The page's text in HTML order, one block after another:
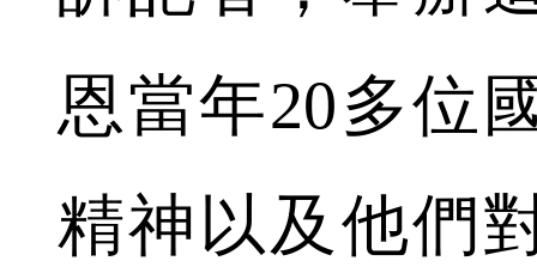
恩當年20多位
精神以及他們